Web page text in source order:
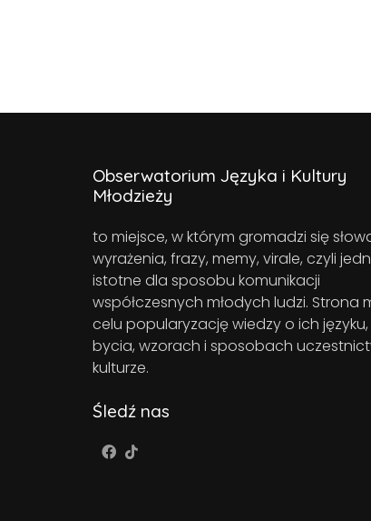
Obserwatorium Języka i Kultury
Młodzieży
to miejsce, w którym gromadzi się
wyrażenia, frazy, memy, virale, czyli
istotne dla sposobu komunikacji
współczesnych młodych ludzi. Strona
celu popularyzację wiedzy o ich
bycia, wzorach i sposobach
kulturze.
Śledź nas